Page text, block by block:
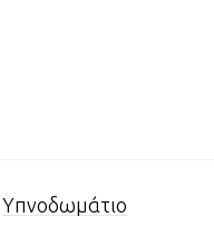
Υπνοδωμάτιο